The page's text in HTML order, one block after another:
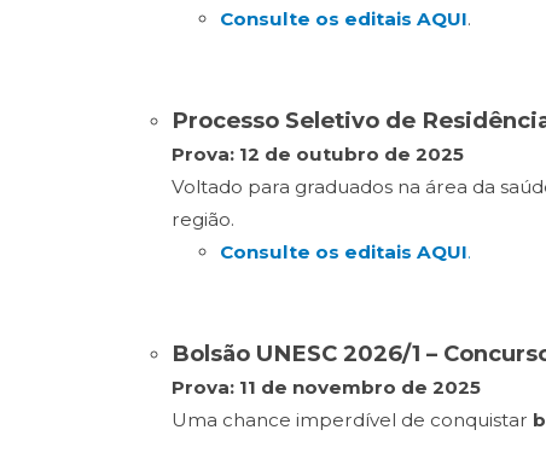
Consulte os editais AQUI.
Processo Seletivo de
Prova: 12 de outubro de 2025
Voltado para graduados na área da
região.
Consulte os editais AQUI.
Bolsão UNESC 2026/1 –
Prova: 11 de novembro de 2025
Uma chance imperdível de conquistar